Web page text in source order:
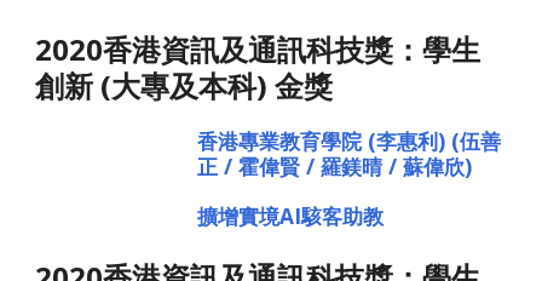
2020香港資訊及通訊科技獎：學生
創新 (大專及本科) 金獎
香港專業教育學院 (李惠利) (伍善
正 / 霍偉賢 / 羅鎂晴 / 蘇偉欣)
擴增實境AI駭客助教